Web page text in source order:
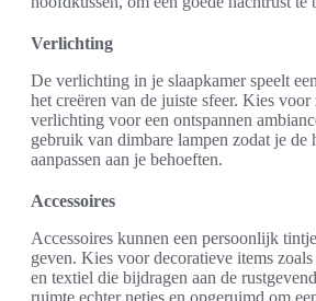
Verlichting
De verlichting in je slaapkamer speelt
het creëren van de juiste sfeer. Kies voor
verlichting voor een ontspannen
gebruik van dimbare lampen zodat je de
aanpassen aan je behoeften.
Accessoires
Accessoires kunnen een persoonlijk
geven. Kies voor decoratieve items
en textiel die bijdragen aan de
ruimte echter netjes en opgeruimd om